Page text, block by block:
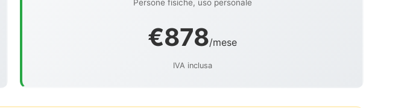
Persone fisiche, uso personale
€878/mese
IVA inclusa